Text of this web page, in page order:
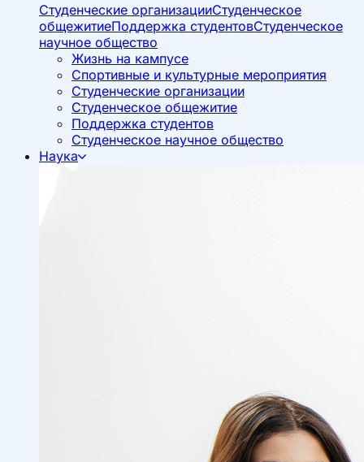
Студенческие организацииСтуденческое
общежитиеПоддержка студентовСтуденческое
научное общество
Жизнь на кампусе
Спортивные и культурные мероприятия
Студенческие организации
Студенческое общежитие
Поддержка студентов
Студенческое научное общество
Наука